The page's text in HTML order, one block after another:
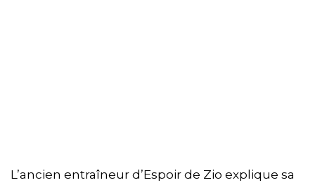
L’ancien entraîneur d’Espoir de Zio explique sa